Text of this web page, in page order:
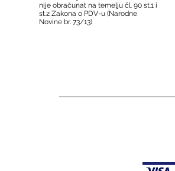
nije obračunat na temelju čl. 90 st.1 i
st.2 Zakona o PDV-u (Narodne
Novine br. 73/13)